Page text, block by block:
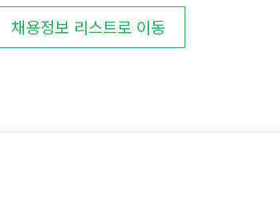
채용정보 리스트로 이동